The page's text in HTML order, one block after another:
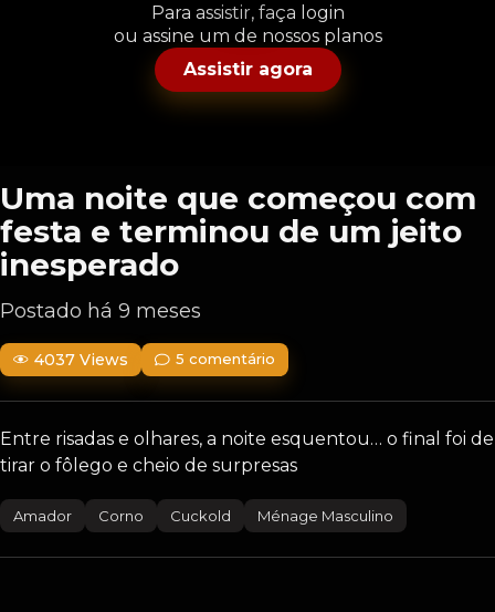
Para assistir, faça login
ou assine um de nossos planos
Assistir agora
Uma noite que começou com
festa e terminou de um jeito
inesperado
Postado há 9 meses
4037 Views 5 comentário
Entre risadas e olhares, a noite esquentou… o final foi de
tirar o fôlego e cheio de surpresas
Amador Corno Cuckold Ménage Masculino